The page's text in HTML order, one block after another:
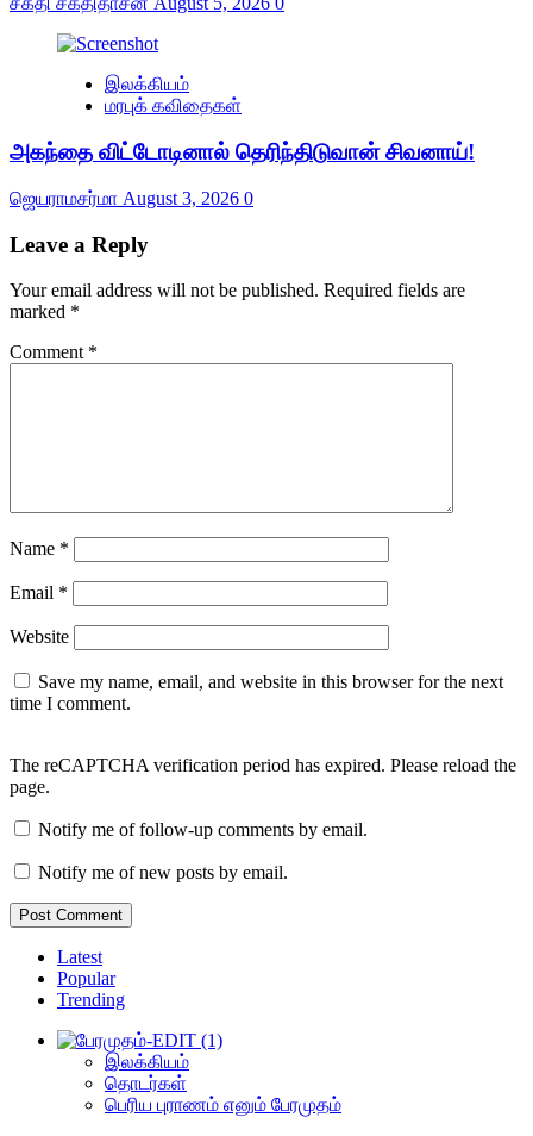
இலக்கியம்
மரபுக் கவிதைகள்
அகந்தை விட்டோடினால் தெரிந்திடுவான் சிவனாய்!
ஜெயராமசர்மா August 3, 2026 0
Leave a Reply
Your email address will not be published. Required fields are
marked *
Comment *
Name *
Email *
Website
Save my name, email, and website in this browser for the next
time I comment.
The reCAPTCHA verification period has expired. Please reload the
page.
Notify me of follow-up comments by email.
Notify me of new posts by email.
Latest
Popular
Trending
இலக்கியம்
தொடர்கள்
பெரிய புராணம் எனும் பேரமுதம்